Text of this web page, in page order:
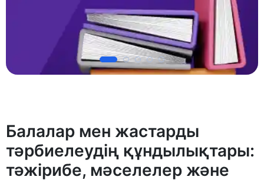
Балалар мен жастарды
тәрбиелеудің құндылықтары:
тәжірибе, мәселелер және